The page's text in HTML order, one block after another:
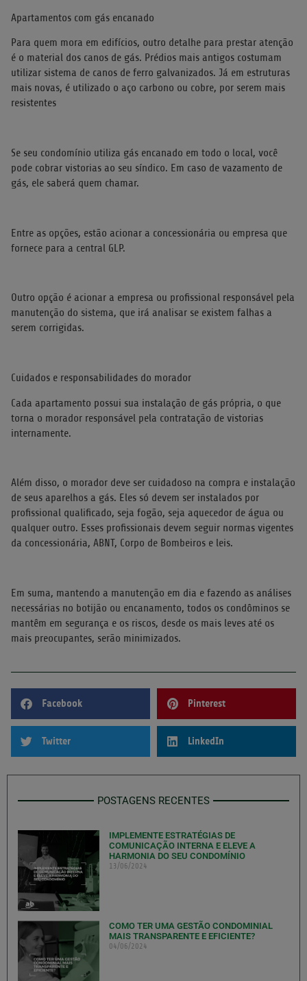
Apartamentos com gás encanado
Para quem mora em edifícios, outro detalhe para prestar atenção
é o material dos canos de gás. Prédios mais antigos costumam
utilizar sistema de canos de ferro galvanizados. Já em estruturas
mais novas, é utilizado o aço carbono ou cobre, por serem mais
resistentes
Se seu condomínio utiliza gás encanado em todo o local, você
pode cobrar vistorias ao seu síndico. Em caso de vazamento de
gás, ele saberá quem chamar.
Entre as opções, estão acionar a concessionária ou empresa que
fornece para a central GLP.
Outro opção é acionar a empresa ou profissional responsável pela
manutenção do sistema, que irá analisar se existem falhas a
serem corrigidas.
Cuidados e responsabilidades do morador
Cada apartamento possui sua instalação de gás própria, o que
torna o morador responsável pela contratação de vistorias
internamente.
Além disso, o morador deve ser cuidadoso na compra e instalação
de seus aparelhos a gás. Eles só devem ser instalados por
profissional qualificado, seja fogão, seja aquecedor de água ou
qualquer outro. Esses profissionais devem seguir normas vigentes
da concessionária, ABNT, Corpo de Bombeiros e leis.
Em suma, mantendo a manutenção em dia e fazendo as análises
necessárias no botijão ou encanamento, todos os condôminos se
mantêm em segurança e os riscos, desde os mais leves até os
mais preocupantes, serão minimizados.
Facebook Pinterest
Twitter LinkedIn
POSTAGENS RECENTES
IMPLEMENTE ESTRATÉGIAS DE
COMUNICAÇÃO INTERNA E ELEVE A
HARMONIA DO SEU CONDOMÍNIO
13/06/2024
COMO TER UMA GESTÃO CONDOMINIAL
MAIS TRANSPARENTE E EFICIENTE?
04/06/2024